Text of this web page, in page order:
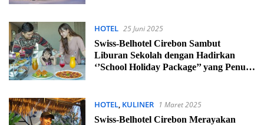
HOTEL 25 Juni 2025
Swiss-Belhotel Cirebon Sambut
Liburan Sekolah dengan Hadirkan
‘’School Holiday Package’’ yang Penuh
HOTEL, KULINER
1 Maret 2025
Swiss-Belhotel Cirebon Merayakan